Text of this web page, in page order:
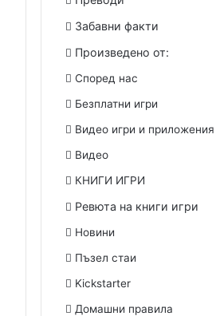
Забавни факти
Произведено от:
Според нас
Безплатни игри
Видео игри и приложения
Видео
КНИГИ ИГРИ
Ревюта на книги игри
Новини
Пъзел стаи
Kickstarter
Домашни правила